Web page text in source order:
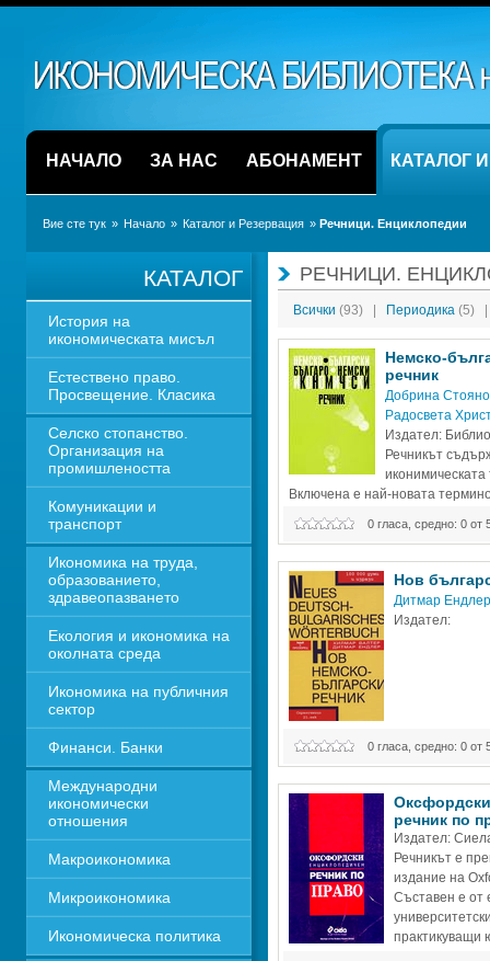
НАЧАЛО ЗА НАС АБОНАМЕНТ КАТАЛОГ
Вие сте тук » Начало » Каталог и Резервация » Речници. Енциклопедии
КАТАЛОГ
История на
икономическата мисъл
Естествено право.
Просвещение. Класика
Селско стопанство.
Организация на
промишлеността
Комуникации и
транспорт
Икономика на труда,
образованието,
здравеопазването
Екология и икономика на
околната среда
Икономика на публичния
сектор
Финанси. Банки
Международни
икономически
отношения
Макроикономика
Микроикономика
Икономическа политика
РЕЧНИЦИ.
Всички (93) Периодика (5)
Немско-
речник
Добрина
Радосвета
Издател:
Речникът
иконимическата
Включена е най-новата
бизнес комуникацията и от
финанси, борси, маркетинг,
0 гласа, средно: 0 от
Нов
Дитмар Ендлер
Издател:
0 гласа, средно: 0 от
речник по
Издател:
Речникът е
издание на
Съставен е от
практикуващи